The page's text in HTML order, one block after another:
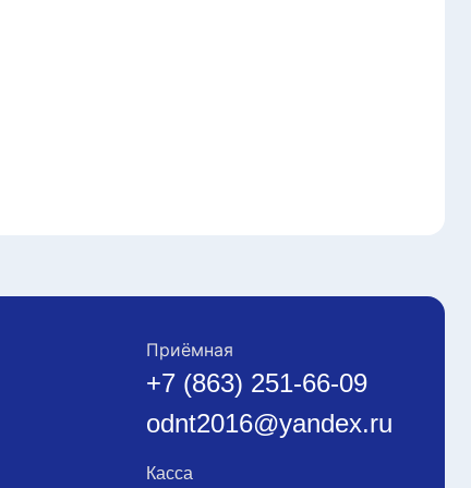
Приёмная
+7 (863) 251-66-09
odnt2016@yandex.ru
Касса